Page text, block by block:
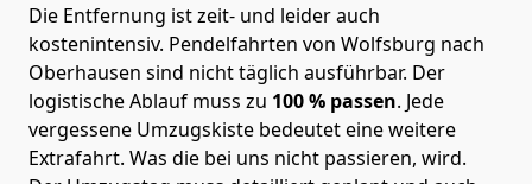
Die Entfernung ist zeit- und leider auch
kostenintensiv. Pendelfahrten von Wolfsburg nach
Oberhausen sind nicht täglich ausführbar. Der
logistische Ablauf muss zu 100 % passen. Jede
vergessene Umzugskiste bedeutet eine weitere
Extrafahrt. Was die bei uns nicht passieren, wird.